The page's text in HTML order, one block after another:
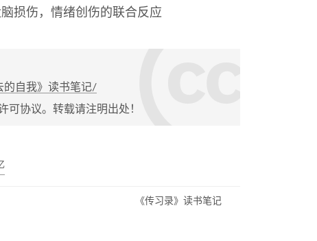
损伤，情绪创伤的联合反应
自我》读书笔记/
可协议。转载请注明出处！
《传习录》读书笔记